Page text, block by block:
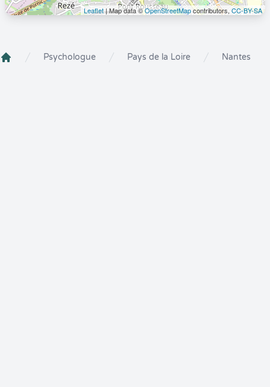
Leaflet| Map data ©OpenStreetMapcontributors, CC-BY-SA
Psychologue Pays de la Loire Nantes